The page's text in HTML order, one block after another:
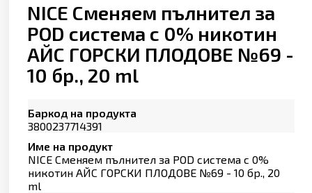
NICE Сменяем пълнител за
POD система с 0% никотин
АЙС ГОРСКИ ПЛОДОВЕ №69 -
10 бр., 20 ml
Баркод на продукта
3800237714391
Име на продукт
NICE Сменяем пълнител за POD система с 0%
никотин АЙС ГОРСКИ ПЛОДОВЕ №69 - 10 бр., 20
ml